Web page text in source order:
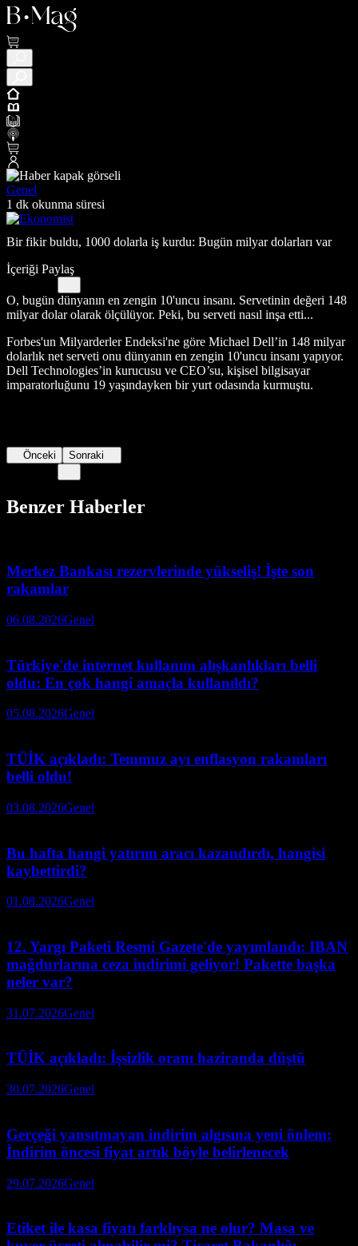
Genel
1 dk okunma süresi
Bir fikir buldu, 1000 dolarla iş kurdu: Bugün milyar dolarları var
İçeriği Paylaş
O, bugün dünyanın en zengin 10'uncu insanı. Servetinin değeri 148
milyar dolar olarak ölçülüyor. Peki, bu serveti nasıl inşa etti...
Forbes'un Milyarderler Endeksi'ne göre Michael Dell’in 148 milyar
dolarlık net serveti onu dünyanın en zengin 10'uncu insanı yapıyor.
Dell Technologies’in kurucusu ve CEO’su, kişisel bilgisayar
imparatorluğunu 19 yaşındayken bir yurt odasında kurmuştu.
Önceki Sonraki
Benzer Haberler
Merkez Bankası rezervlerinde yükseliş! İşte son
rakamlar
06.08.2026Genel
Türkiye'de internet kullanım alışkanlıkları belli
oldu: En çok hangi amaçla kullanıldı?
05.08.2026Genel
TÜİK açıkladı: Temmuz ayı enflasyon rakamları
belli oldu!
03.08.2026Genel
Bu hafta hangi yatırım aracı kazandırdı, hangisi
kaybettirdi?
01.08.2026Genel
12. Yargı Paketi Resmi Gazete'de yayımlandı: IBAN
mağdurlarına ceza indirimi geliyor! Pakette başka
neler var?
31.07.2026Genel
TÜİK açıkladı: İşsizlik oranı haziranda düştü
30.07.2026Genel
Gerçeği yansıtmayan indirim algısına yeni önlem:
İndirim öncesi fiyat artık böyle belirlenecek
29.07.2026Genel
Etiket ile kasa fiyatı farklıysa ne olur? Masa ve